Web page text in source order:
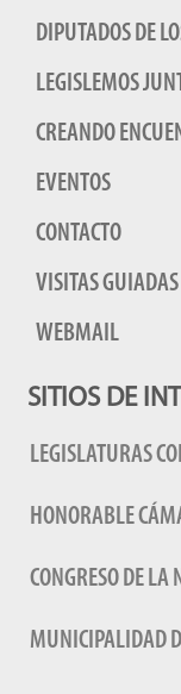
DIPUTADOS DE
LEGISLEMOS
CREANDO
EVENTOS
CONTACTO
VISITAS GUIADAS
WEBMAIL
SITIOS DE
LEGISLATURAS
HONORABLE
CONGRESO DE LA
MUNICIPALIDAD